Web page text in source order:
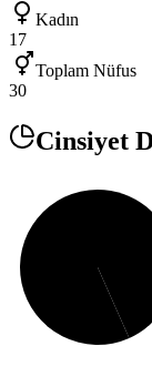
Kadın
17
Toplam Nüfus
30
Cinsiyet